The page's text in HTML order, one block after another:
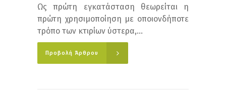
Ως πρώτη εγκατάσταση θεωρείται η
πρώτη χρησιμοποίηση με οποιονδήποτε
τρόπο των κτιρίων ύστερα,...
Προβολή Άρθρου